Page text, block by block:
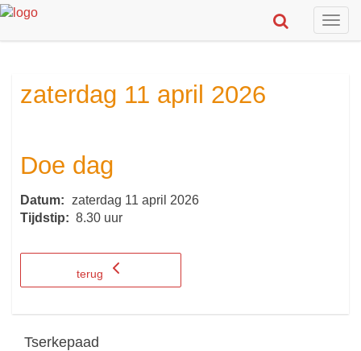
zaterdag 11 april 2026
Doe dag
Datum:
zaterdag 11 april 2026
Tijdstip: 8.30 uur
terug
Tserkepaad